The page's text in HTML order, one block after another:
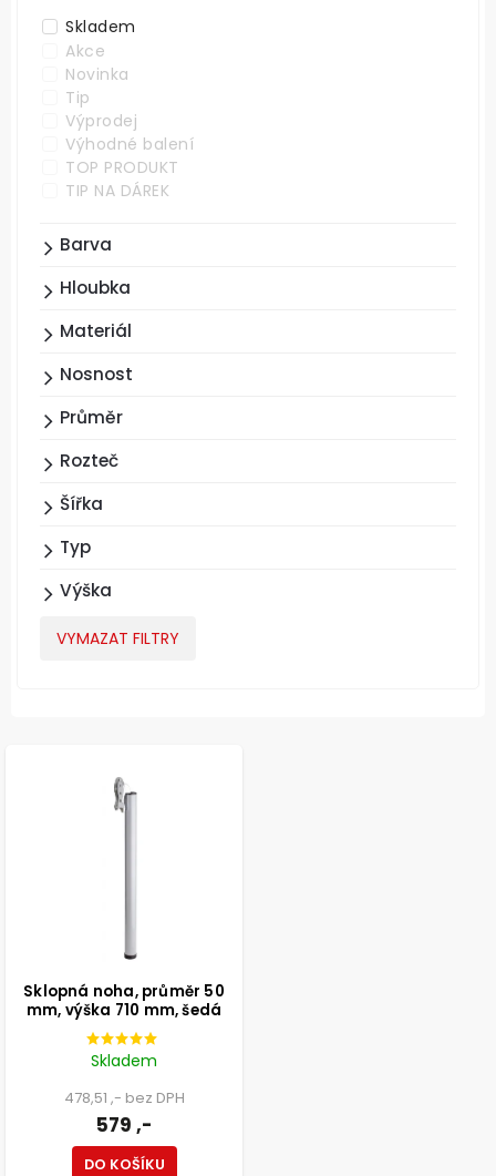
Skladem
Akce
Novinka
Tip
Výprodej
Výhodné balení
TOP PRODUKT
TIP NA DÁREK
Barva
Hloubka
Materiál
Nosnost
Průměr
Rozteč
Šířka
Typ
Výška
VYMAZAT FILTRY
Sklopná noha, průměr 50
mm, výška 710 mm, šedá
Skladem
478,51 ,- bez DPH
579 ,-
DO KOŠÍKU